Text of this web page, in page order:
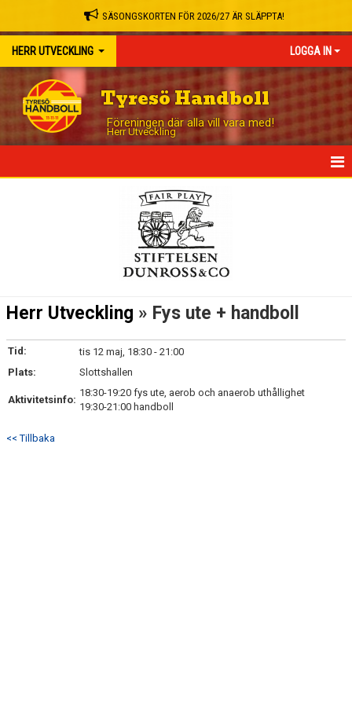
SÄSONGSKORTEN FÖR 2026/27 ÄR SLÄPPTA!
HERR UTVECKLING LOGGA IN
Tyresö Handboll
Föreningen där alla vill vara med!
Herr Utveckling
Herr Utveckling » Fys ute + handboll
Tid:
tis 12 maj, 18:30 - 21:00
Plats:
Slottshallen
Aktivitetsinfo:
18:30-19:20 fys ute, aerob och anaerob uthållighet
19:30-21:00 handboll
<< Tillbaka